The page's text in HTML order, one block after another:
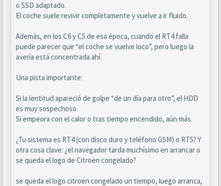
o SSD adaptado.
El coche suele revivir completamente y vuelve a ir fluido.
Además, en los C6 y C5 de esa época, cuando el RT4 falla
puede parecer que “el coche se vuelve loco”, pero luego la
avería está concentrada ahí.
Una pista importante:
Si la lentitud apareció de golpe “de un día para otro”, el HDD
es muy sospechoso.
Si empeora con el calor o tras tiempo encendido, aún más.
¿Tu sistema es RT4 (con disco duro y teléfono GSM) o RT5? Y
otra cosa clave: ¿el navegador tarda muchísimo en arrancar o
se queda el logo de Citroën congelado?
se queda el logo citroen congelado un tiempo, luego arranca,